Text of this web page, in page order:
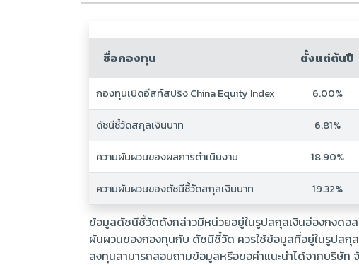
ชื่อกองทุน
ตั้งแต่ต้นปี
กองทุนเปิดอีสท์สปริง China Equity Index 6.00%
ดัชนีชี้วัดสกุลเงินบาท 6.81%
ความผันผวนของผลการดำเนินงาน 18.90%
ความผันผวนของดัชนีชี้วัดสกุลเงินบาท 19.32%
ข้อมูลดัชนีชี้วัดดังกล่าวมีหน่วยอยู่ในรูปสกุลเงินฮ่องกงดอ
ผันผวนของกองทุนกับ ดัชนีชี้วัด ควรใช้ข้อมูลที่อยู่ในรูปสกุ
ลงทุนสามารถสอบถามข้อมูลหรือขอคำแนะนำได้จากบริษัท